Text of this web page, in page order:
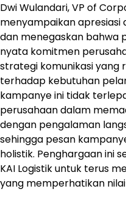
Dwi Wulandari, VP of
menyampaikan
dan menegaskan bahwa
nyata komitmen
strategi komunikasi yang
terhadap kebutuhan
kampanye ini tidak
perusahaan dalam
dengan pengalaman
sehingga pesan
holistik. Penghargaan ini
KAI Logistik untuk terus
yang memperhatikan